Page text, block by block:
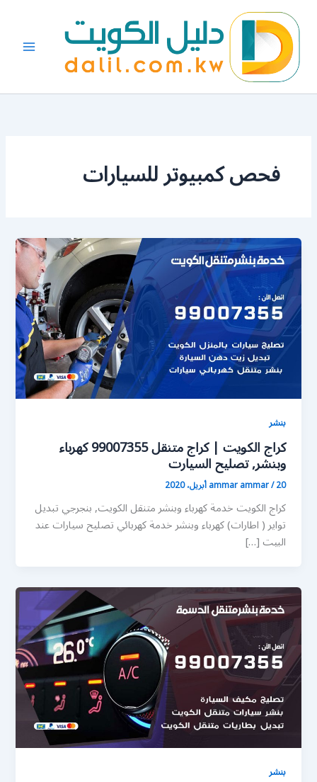
المحتوى
فحص كمبيوتر للسيارات
بنشر
كراج الكويت | كراج متنقل 99007355 كهرباء
وبنشر, تصليح السيارت
ammar ammar/20 أبريل، 2020
كراج الكويت خدمة كهرباء وبنشر متنقل الكويت, بنجرجي تبديل
تواير ( اطارات) كهرباء وبنشر خدمة كهربائي تصليح سيارات عند
البيت […]
بنشر